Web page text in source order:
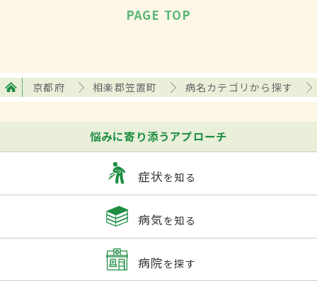
PAGE TOP
京都府 相楽郡笠置町 病名カテゴリから探す
悩みに寄り添うアプローチ
症状を知る
病気を知る
病院を探す